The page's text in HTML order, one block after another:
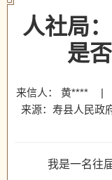
人社局
是
来信人： 黄**** |
来源：寿县人民政
我是一名往